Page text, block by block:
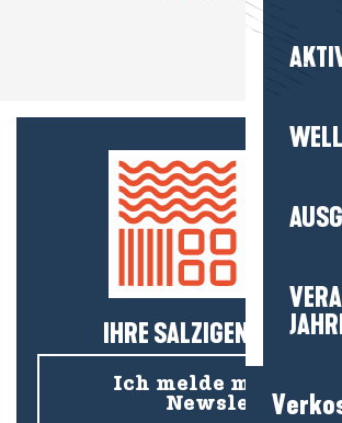
IHRE SALZIGEN
Ich melde mich für
Newsletter an